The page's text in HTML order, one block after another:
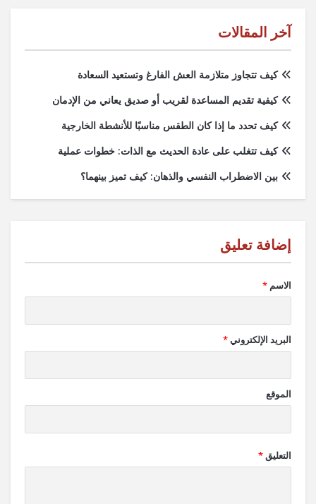
آخر المقالات
كيف تتجاوز متلازمة العش الفارغ وتستعيد السعادة
كيفية تقديم المساعدة لقريب أو صديق يعاني من الإدمان
كيف تحدد ما إذا كان الطقس مناسبًا للأنشطة الخارجية
كيف تتغلب على عادة الحديث مع الذات: خطوات عملية
بين الاضطراب النفسي والذهان: كيف تميز بينهما؟
الاسم *
البريد الإلكتروني*
الموقع
التعليق*